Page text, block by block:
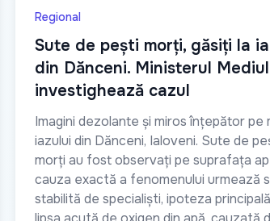
Regional
Sute de pești morți, găsiți la
din Dănceni. Ministerul
investighează cazul
Imagini dezolante și miros înțepător pe
iazului din Dănceni, Ialoveni. Sute de
morți au fost observați pe suprafața
cauza exactă a fenomenului urmează
stabilită de specialiști, ipoteza